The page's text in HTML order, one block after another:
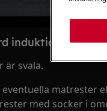
induktionshäll
är svala.
matrester
med socker i